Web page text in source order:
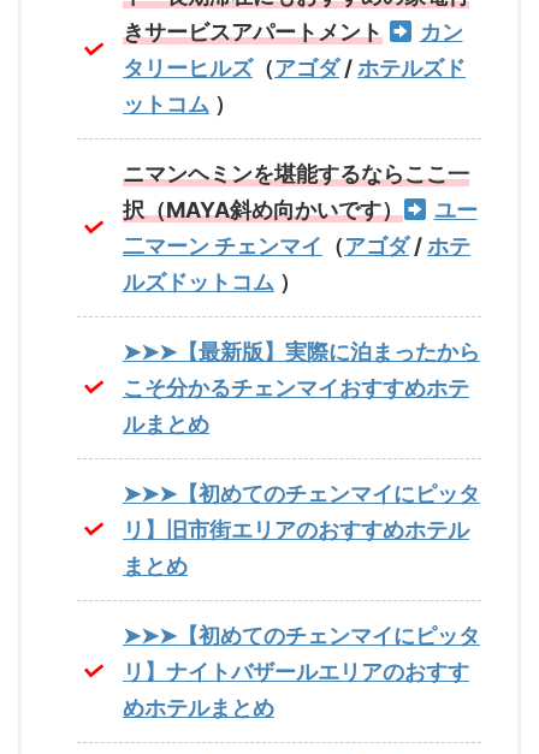
きサービスアパートメント
カン
タリーヒルズ（アゴダ/ホテルズド
ットコム ）
ニマンヘミンを堪能するならここ一
択（MAYA斜め向かいです）
ユー
二マーン チェンマイ （アゴダ/ホテ
ルズドットコム ）
➤➤➤【最新版】実際に泊まったから
こそ分かるチェンマイおすすめホテ
ルまとめ
➤➤➤【初めてのチェンマイにピッタ
リ】旧市街エリアのおすすめホテル
まとめ
➤➤➤【初めてのチェンマイにピッタ
リ】ナイトバザールエリアのおすす
めホテルまとめ